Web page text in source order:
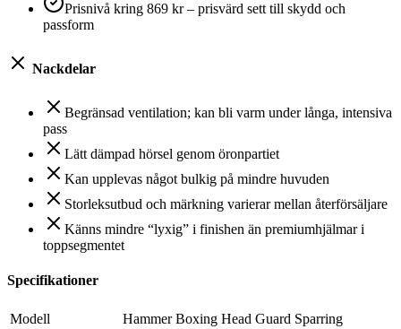
Prisnivå kring 869 kr – prisvärd sett till skydd och
passform
Nackdelar
Begränsad ventilation; kan bli varm under långa, intensiva
pass
Lätt dämpad hörsel genom öronpartiet
Kan upplevas något bulkig på mindre huvuden
Storleksutbud och märkning varierar mellan återförsäljare
Känns mindre “lyxig” i finishen än premiumhjälmar i
toppsegmentet
Specifikationer
Modell
Hammer Boxing Head Guard Sparring